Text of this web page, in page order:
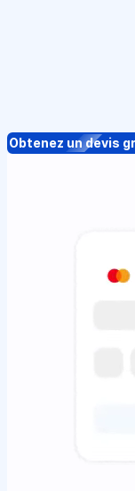
Obtenez un devis